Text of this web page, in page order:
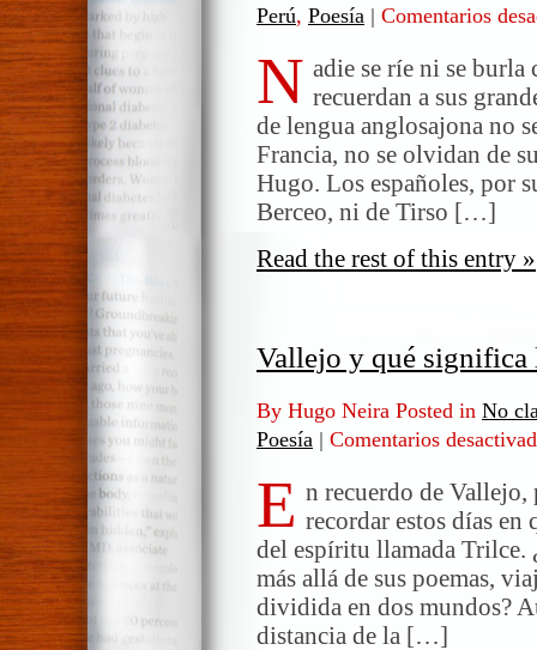
Perú, Poesía | Comentarios
N adie se ríe ni se burla
recuerdan a sus
de lengua anglosajona no
Francia, no se olvidan de
Hugo. Los españoles, por
Berceo, ni de Tirso […]
Read the rest of this entry »
Vallejo y qué significa
By Hugo Neira Posted in No
Poesía | Comentarios
E n recuerdo de Vallejo,
recordar estos días en
del espíritu llamada Trilce.
más allá de sus poemas,
dividida en dos mundos?
distancia de la […]